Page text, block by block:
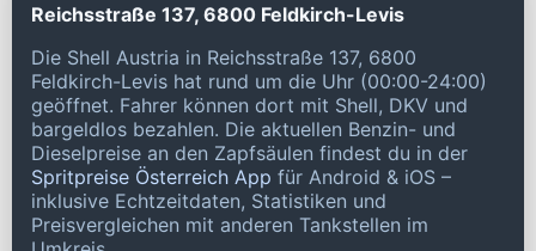
Reichsstraße 137, 6800 Feldkirch-Levis
Die Shell Austria in Reichsstraße 137, 6800
Feldkirch-Levis hat rund um die Uhr (00:00-24:00)
geöffnet. Fahrer können dort mit Shell, DKV und
bargeldlos bezahlen. Die aktuellen Benzin- und
Dieselpreise an den Zapfsäulen findest du in der
Spritpreise Österreich App für Android & iOS –
inklusive Echtzeitdaten, Statistiken und
Preisvergleichen mit anderen Tankstellen im